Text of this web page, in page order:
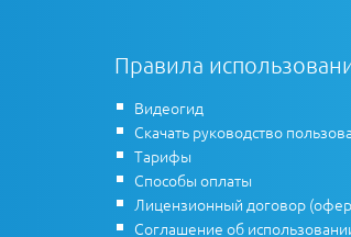
Правила
Видеогид
Скачать руководство
Тарифы
Способы оплаты
Лицензионный договор
Соглашение об